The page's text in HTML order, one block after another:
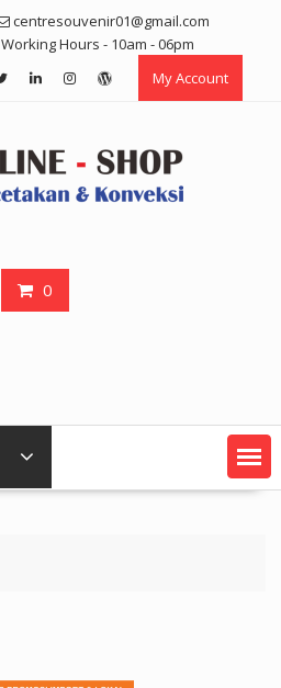
centresouvenir01@gmail.com
Working Hours - 10am - 06pm
My Account
0